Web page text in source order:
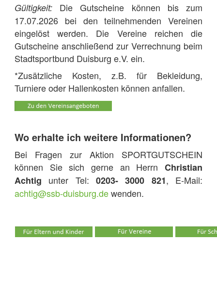
Gültigkeit: Die Gutscheine können bis zum
17.07.2026 bei den teilnehmenden Vereinen
eingelöst werden. Die Vereine reichen die
Gutscheine anschließend zur Verrechnung beim
Stadtsportbund Duisburg e.V. ein.
*Zusätzliche Kosten, z.B. für Bekleidung,
Turniere oder Hallenkosten können anfallen.
Wo erhalte ich weitere Informationen?
Bei Fragen zur Aktion SPORTGUTSCHEIN
können Sie sich gerne an Herrn Christian
Achtig unter Tel: 0203- 3000 821, E-Mail:
achtig@ssb-duisburg.dewenden.